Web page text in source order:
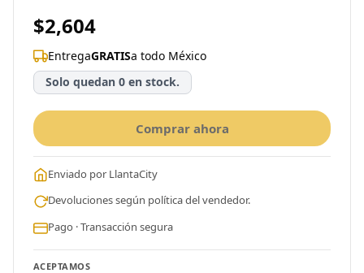
$2,604
EntregaGRATISa todo México
Solo quedan 0 en stock.
Comprar ahora
Enviado por LlantaCity
Devoluciones según política del vendedor.
Pago · Transacción segura
ACEPTAMOS